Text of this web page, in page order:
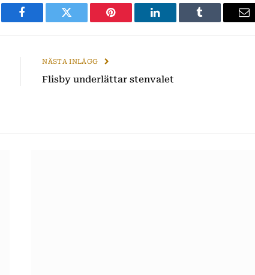
Facebook Twitter Pinterest LinkedIn Tumblr
E-
NÄSTA INLÄGG
Flisby underlättar stenvalet